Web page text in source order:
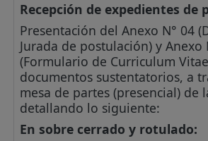
Recepción de expedientes de
Presentación del Anexo N° 04
Jurada de postulación) y Anexo
(Formulario de Curriculum
documentos sustentatorios, a
mesa de partes (presencial) de
detallando lo siguiente:
En sobre cerrado y rotulado: